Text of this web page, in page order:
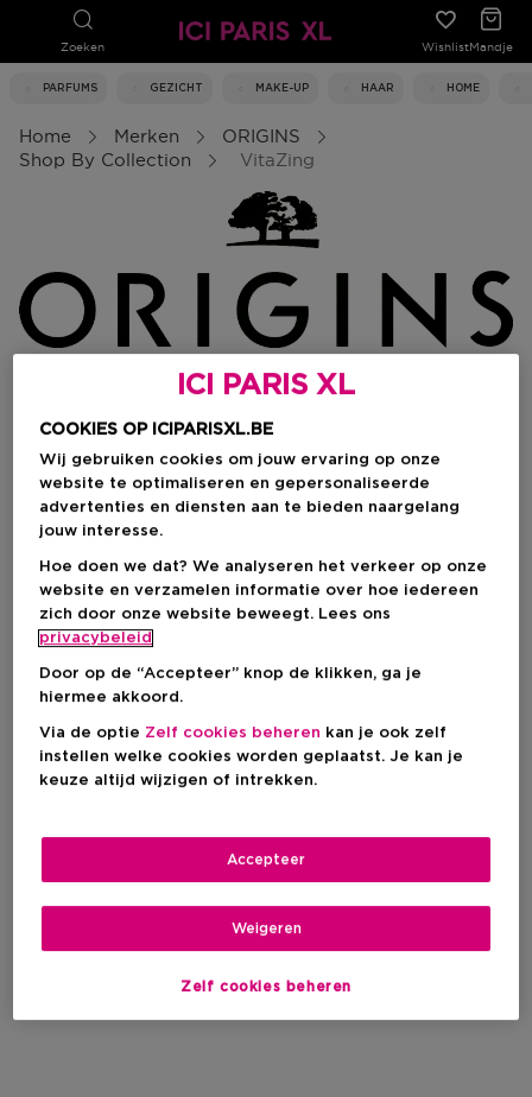
Zoeken WishlistMandje
PARFUMS GEZICHT MAKE-UP HAAR HOME
Home Merken
ORIGINS
Shop By Collection
VitaZing
0 Resultaten
ICI PARIS XL
COOKIES OP ICIPARISXL.BE
Wij gebruiken cookies om jouw ervaring op onze
website te optimaliseren en gepersonaliseerde
advertenties en diensten aan te bieden naargelang
jouw interesse.
Hoe doen we dat? We analyseren het verkeer op onze
website en verzamelen informatie over hoe iedereen
zich door onze website beweegt. Lees ons
privacybeleid
Door op de “Accepteer” knop de klikken, ga je
hiermee akkoord.
Via de optie Zelf cookies beheren kan je ook zelf
instellen welke cookies worden geplaatst. Je kan je
keuze altijd wijzigen of intrekken.
Zelf cookies beheren
Weigeren
Accepteer